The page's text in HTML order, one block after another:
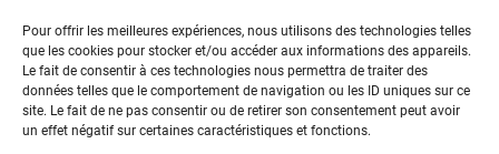
Pour offrir les meilleures expériences, nous utilisons des technologies telles
que les cookies pour stocker et/ou accéder aux informations des appareils.
Le fait de consentir à ces technologies nous permettra de traiter des
données telles que le comportement de navigation ou les ID uniques sur ce
site. Le fait de ne pas consentir ou de retirer son consentement peut avoir
un effet négatif sur certaines caractéristiques et fonctions.
1 2 3 4 5 6 7 8 ... 9
Suivant